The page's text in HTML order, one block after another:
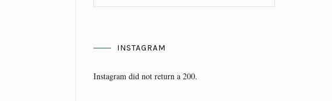
INSTAGRAM
Instagram did not return a 200.